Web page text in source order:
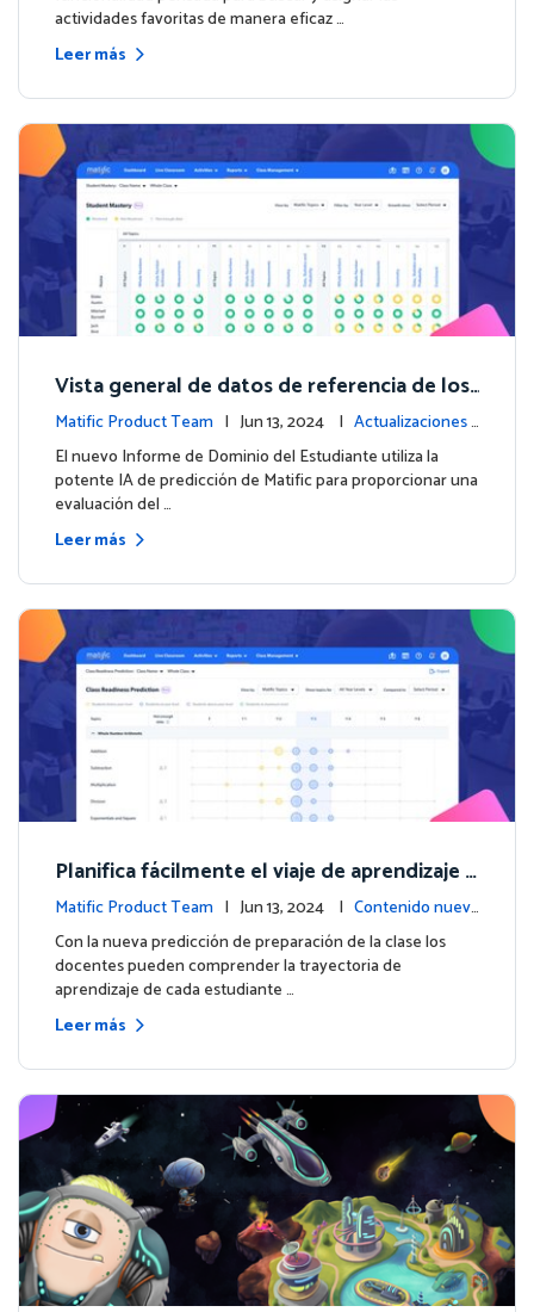
actividades favoritas de manera eficaz …
Leer más
Vista general de datos de referencia de los
estudiantes con el nuevo Informe de Domi
nio del Estudiante
Matific Product Team | Jun 13, 2024 | Actualizaciones
de la plataforma
El nuevo Informe de Dominio del Estudiante utiliza la
potente IA de predicción de Matific para proporcionar una
evaluación del …
Leer más
Planifica fácilmente el viaje de aprendizaje d
e cada estudiante con la nueva predicción d
e preparación de la clase
Matific Product Team | Jun 13, 2024 | Contenido nuev
o
Con la nueva predicción de preparación de la clase los
docentes pueden comprender la trayectoria de
aprendizaje de cada estudiante …
Leer más